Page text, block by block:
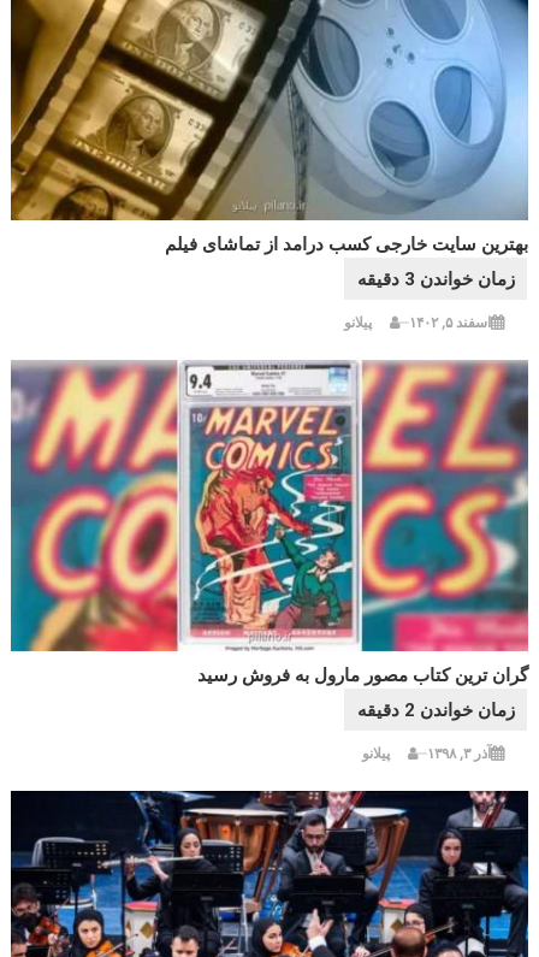
بهترین سایت خارجی کسب درامد از تماشای فیلم
اسفند ۵, ۱۴۰۲ پیلانو
گران ترین کتاب مصور مارول به فروش رسید
آذر ۳, ۱۳۹۸ پیلانو